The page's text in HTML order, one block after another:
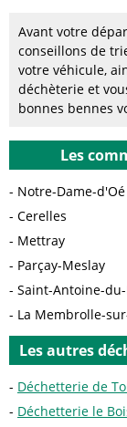
Avant votre
conseillons de
votre véhicule,
déchèterie et
bonnes bennes
Les
Notre-Dame-d'Oé
Cerelles
Mettray
Parçay-Meslay
Saint-Antoine-
La Membrolle-
Les autres
Déchetterie de
Déchetterie le